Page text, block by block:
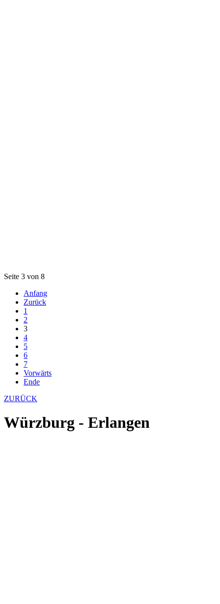
Seite 3 von 8
Anfang
Zurück
1
2
3
4
5
6
7
Vorwärts
Ende
ZURÜCK
Würzburg - Erlangen